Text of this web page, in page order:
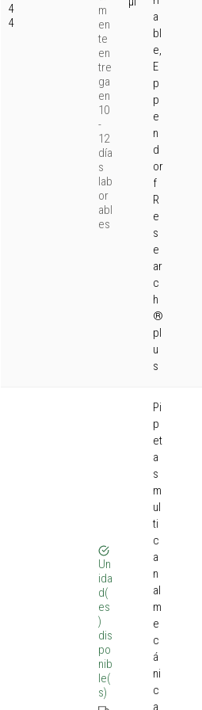
4
4
m
en
te
en
tre
ga
en
10
-
12
día
s
lab
or
abl
es
a
bl
e,
E
p
p
e
n
d
or
f
R
e
s
e
ar
c
h
®
pl
u
s
Un
ida
d(
es
)
dis
po
nib
le(
s)
Pi
p
et
a
s
m
ul
ti
c
a
n
al
m
e
c
á
ni
c
a